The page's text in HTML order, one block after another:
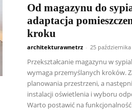
Od magazynu do
adaptacja
kroku
architekturawnetrz - 25 października
Przekształcanie magazynu w
wymaga przemyślanych kroków.
planowania przestrzeni, a
instalacji oświetlenia i wyboru
Warto postawić na